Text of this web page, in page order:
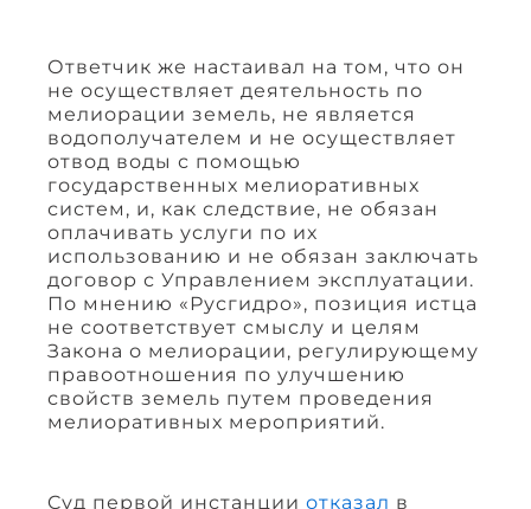
Ответчик же настаивал на том, что он
не осуществляет деятельность по
мелиорации земель, не является
водополучателем и не осуществляет
отвод воды с помощью
государственных мелиоративных
систем, и, как следствие, не обязан
оплачивать услуги по их
использованию и не обязан заключать
договор с Управлением эксплуатации.
По мнению «Русгидро», позиция истца
не соответствует смыслу и целям
Закона о мелиорации, регулирующему
правоотношения по улучшению
свойств земель путем проведения
мелиоративных мероприятий.
Cуд первой инстанции отказал в